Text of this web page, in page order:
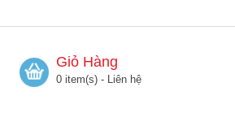
Giỏ Hàng
0 item(s) - Liên hệ